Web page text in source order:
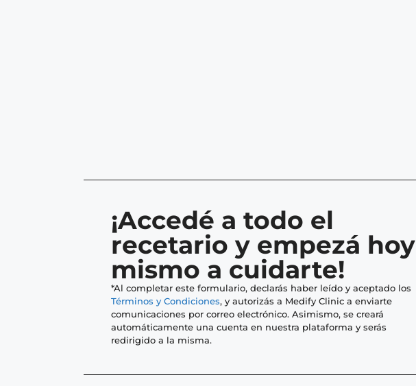
¡Accedé a todo el
recetario y empezá hoy
mismo a cuidarte!
*Al completar este formulario, declarás haber leído y aceptado los
Términos y Condiciones, y autorizás a Medify Clinic a enviarte
comunicaciones por correo electrónico. Asimismo, se creará
automáticamente una cuenta en nuestra plataforma y serás
redirigido a la misma.